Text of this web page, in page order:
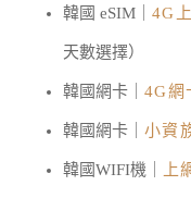
韓國 eSIM｜ 4G
天數選擇）
韓國網卡｜ 4G網
韓國網卡｜ 小資
韓國WIFI機｜ 上